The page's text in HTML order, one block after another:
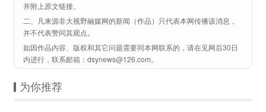
并附上原文链接。
二、凡来源非大视野融媒网的新闻（作品）只代表本网传播该消息，
并不代表赞同其观点。
如因作品内容、版权和其它问题需要同本网联系的，请在见网后30日
内进行，联系邮箱：dsynews@126.com。
为你推荐